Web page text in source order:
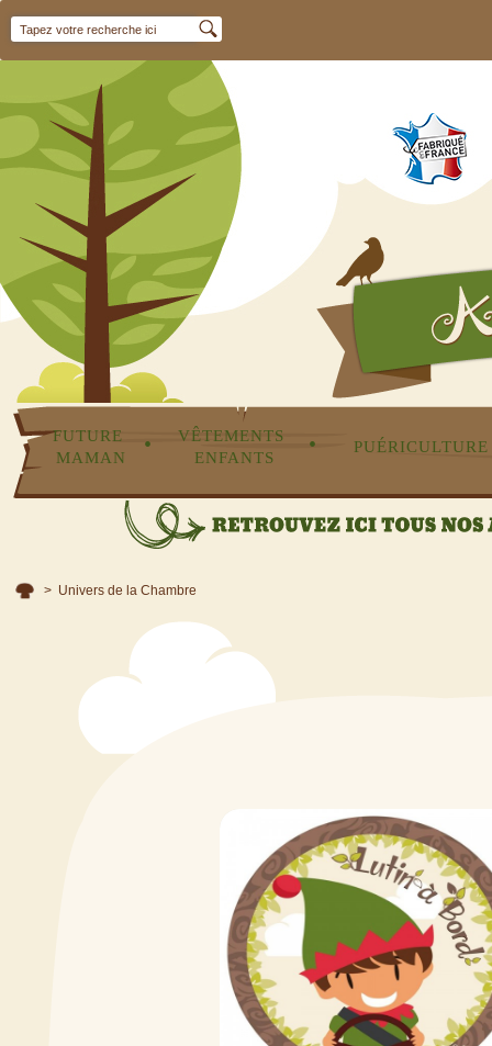
FUTURE
MAMAN
•
VÊTEMENTS
ENFANTS
• PUÉRICULTURE
> Univers de la Chambre